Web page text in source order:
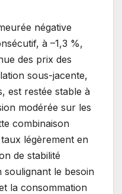
négative
à –1,3 %,
des prix des
sous-jacente,
est restée stable à
modérée sur les
combinaison
légèrement en
de stabilité
soulignant le besoin
la consommation